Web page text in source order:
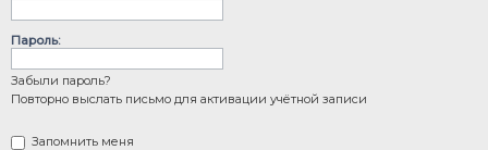
Пароль:
Забыли пароль?
Повторно выслать письмо для активации учётной записи
Запомнить меня